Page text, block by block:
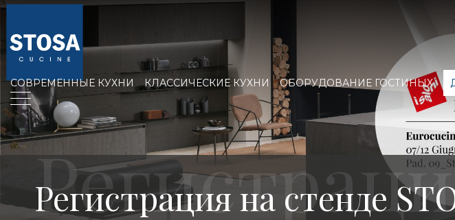
СОВРЕМЕННЫЕ КУХНИ КЛАССИЧЕСКИЕ КУХНИ ОБОРУДОВАНИЕ ГОСТИНЫХ
Регистрация на стенде